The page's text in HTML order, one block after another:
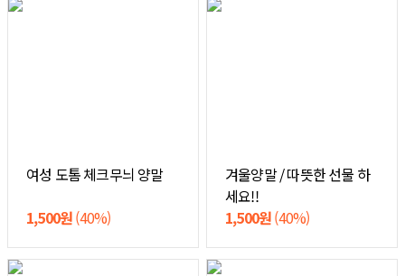
여성 도톰 체크무늬 양말
1,500원(40%)
겨울양말 / 따뜻한 선물 하
세요!!
1,500원(40%)